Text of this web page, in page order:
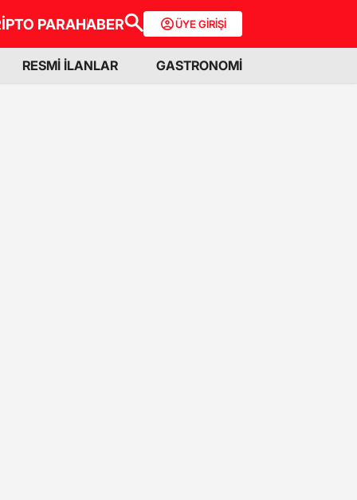
PARAHABER ÜYE GİRİŞİ
RESMİ İLANLAR GASTRONOMİ